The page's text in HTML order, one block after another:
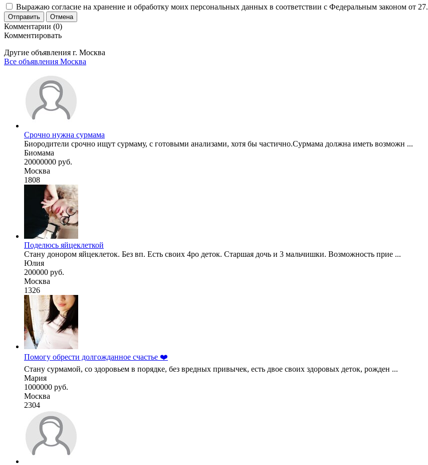
Выражаю согласие на хранение и обработку моих персональных данных в соответствии с Федеральным законом от
Отправить Отмена
Комментарии (0)
Комментировать
Другие объявления г. Москва
Все объявления Москва
Срочно нужна сурмама
Биородители срочно ищут сурмаму, с готовыми анализами, хотя бы частично.Сурмама должна иметь возможн ...
Биомама
20000000 руб.
Москва
1808
Поделюсь яйцеклеткой
Стану донором яйцеклеток. Без вп. Есть своих 4ро деток. Старшая дочь и 3 мальчишки. Возможность прие ...
Юлия
200000 руб.
Москва
1326
Помогу обрести долгожданное счастье ❤️
Стану сурмамой, со здоровьем в порядке, без вредных привычек, есть двое своих здоровых деток, рожден ...
Мария
1000000 руб.
Москва
2304